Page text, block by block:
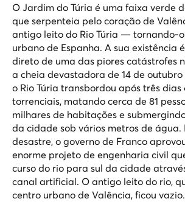
O Jardim do Túria é uma faixa verde
que serpenteia pelo coração de
antigo leito do Rio Túria — tornando-
urbano de Espanha. A sua existência
direto de uma das piores catástrofes
a cheia devastadora de 14 de outubro
o Rio Túria transbordou após três dias
torrenciais, matando cerca de 81
milhares de habitações e
da cidade sob vários metros de água.
desastre, o governo de Franco
enorme projeto de engenharia civil
curso do rio para sul da cidade
canal artificial. O antigo leito do rio,
centro urbano de Valência, ficou vazio.